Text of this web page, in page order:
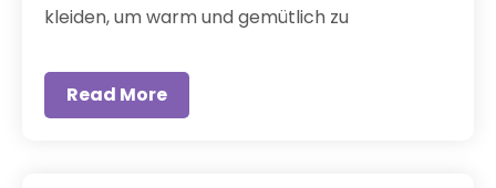
kleiden, um warm und gemütlich zu
Read More